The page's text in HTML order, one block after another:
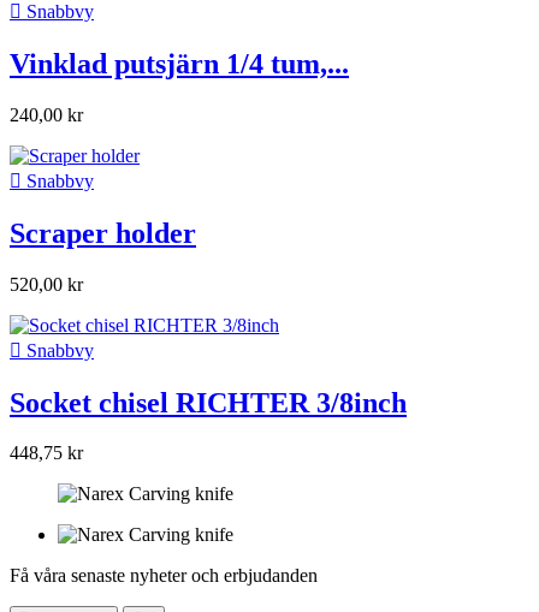
 Snabbvy
Vinklad putsjärn 1/4 tum,...
240,00 kr
 Snabbvy
Scraper holder
520,00 kr
 Snabbvy
Socket chisel RICHTER 3/8inch
448,75 kr
Få våra senaste nyheter och erbjudanden